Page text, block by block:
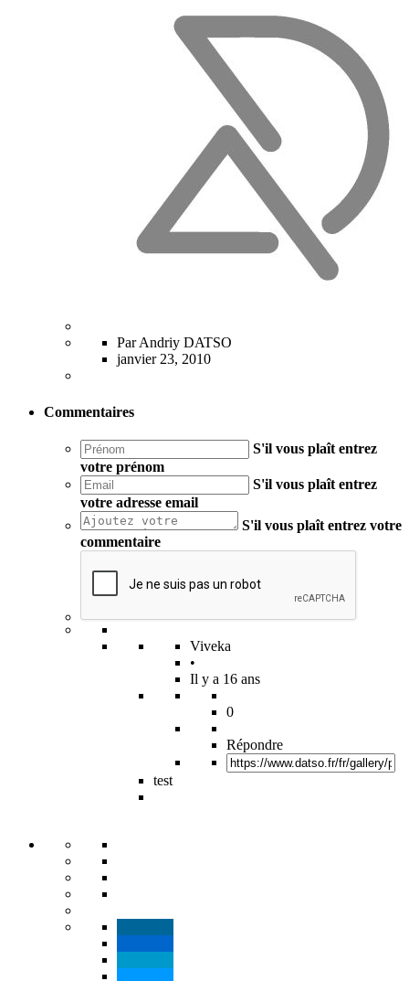
Par Andriy DATSO
janvier 23, 2010
Commentaires
S'il vous plaît entrez
votre prénom
S'il vous plaît entrez
votre adresse email
S'il vous plaît entrez votre
commentaire
Viveka
•
Il y a 16 ans
0
Répondre
test